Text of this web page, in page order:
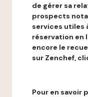
de gérer sa
prospects
services utiles
réservation en
encore le
sur Zenchef,
Pour en savoir